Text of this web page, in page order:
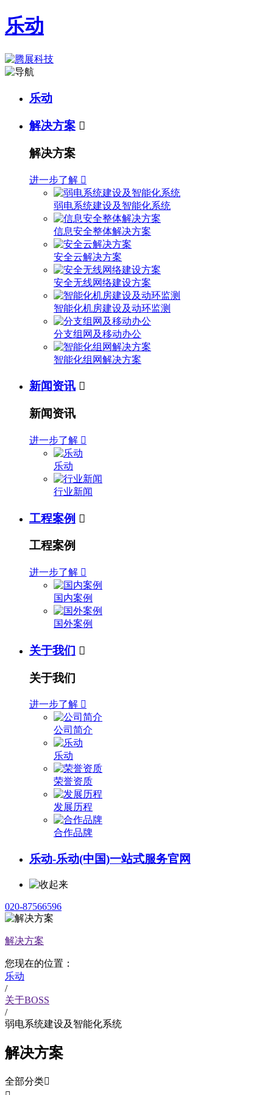
乐动
乐动
解决方案 
解决方案
进一步了解 
弱电系统建设及智能化系统
信息安全整体解决方案
安全云解决方案
安全无线网络建设方案
智能化机房建设及动环监测
分支组网及移动办公
智能化组网解决方案
新闻资讯 
新闻资讯
进一步了解 
乐动
行业新闻
工程案例 
工程案例
进一步了解 
国内案例
国外案例
关于我们 
关于我们
进一步了解 
公司简介
乐动
荣誉资质
发展历程
合作品牌
乐动-乐动(中国)一站式服务官网
020-87566596
解决方案
您现在的位置：
乐动
/
关于BOSS
/
弱电系统建设及智能化系统
解决方案
全部分类